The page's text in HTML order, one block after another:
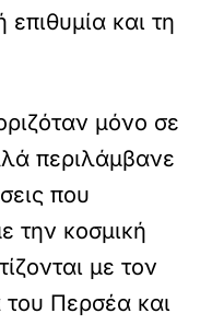
επιθυμία και τη
μόνο σε
περιλάμβανε
που
την κοσμική
με τον
Περσέα και